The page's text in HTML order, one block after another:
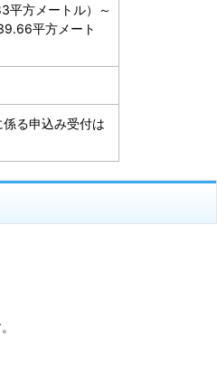
平方メートル）～
平方メート
る申込み受付は